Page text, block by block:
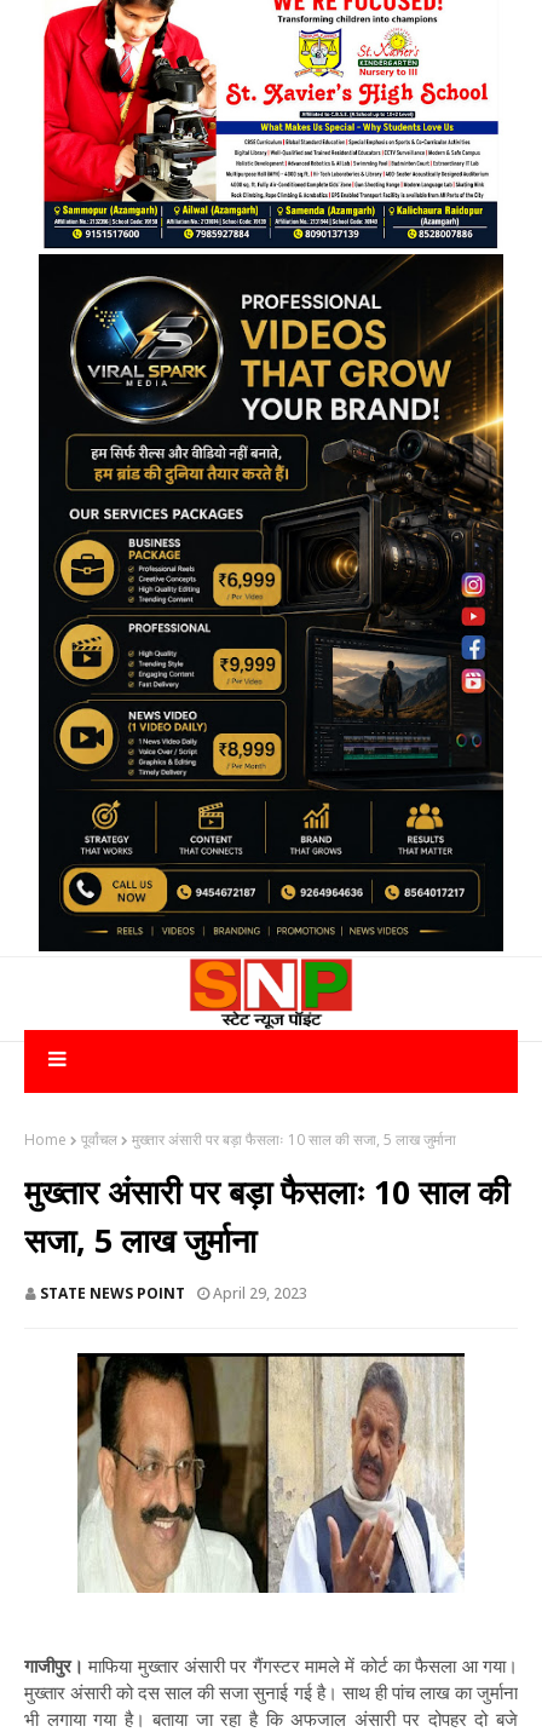
Home पूर्वांचल मुख्तार अंसारी पर बड़ा फैसलाः 10 साल की सजा, 5 लाख जुर्माना
मुख्तार अंसारी पर बड़ा फैसलाः 10 साल की
सजा, 5 लाख जुर्माना
STATE NEWS POINT April 29, 2023
गाजीपुर। माफिया मुख्तार अंसारी पर गैंगस्टर मामले में कोर्ट का फैसला आ गया।
मुख्तार अंसारी को दस साल की सजा सुनाई गई है। साथ ही पांच लाख का जुर्माना
भी लगाया गया है। बताया जा रहा है कि अफजाल अंसारी पर दोपहर दो बजे